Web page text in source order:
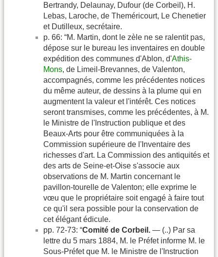
Bertrandy, Delaunay, Dufour (de Corbeil), H.
Lebas, Laroche, de Theméricourt, Le Chenetier
et Dutilleux, secrétaire.
p. 66: “M. Martin, dont le zèle ne se ralentit pas,
dépose sur le bureau les inventaires en double
expédition des communes d'Ablon, d'Athis-
Mons, de Limeil-Brevannes, de Valenton,
accompagnés, comme les précédentes notices
du même auteur, de dessins à la plume qui en
augmentent la valeur et l'intérêt. Ces notices
seront transmises, comme les précédentes, à M.
le Ministre de l'Instruction publique et des
Beaux-Arts pour être communiquées à la
Commission supérieure de l'Inventaire des
richesses d'art. La Commission des antiquités et
des arts de Seine-et-Oise s'associe aux
observations de M. Martin concernant le
pavillon-tourelle de Valenton; elle exprime le
vœu que le propriétaire soit engagé à faire tout
ce qu'il sera possible pour la conservation de
cet élégant édicule.
pp. 72-73: “Comité de Corbeil. — (..) Par sa
lettre du 5 mars 1884, M. le Préfet informe M. le
Sous-Préfet que M. le Ministre de l'Instruction